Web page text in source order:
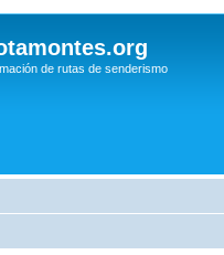
de rutas de senderismo